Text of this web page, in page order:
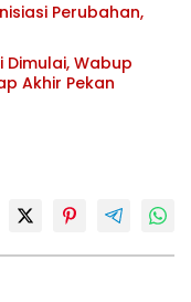
Perubahan,
Dimulai, Wabup
Akhir Pekan